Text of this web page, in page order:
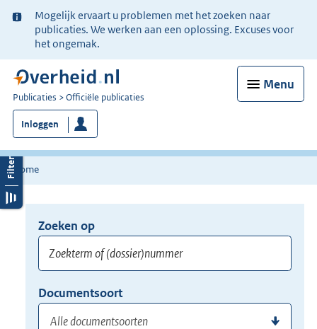
Ter
informatie:
Mogelijk ervaart u problemen met het zoeken naar
publicaties. We werken aan een oplossing. Excuses voor
het ongemak.
Menu
U
bent
nu
hier:
Publicaties Officiële publicaties
Inloggen
Home
Opnieuw
zoeken:
Zoeken op
of
(dossier)nummer
hier
uw
Documentsoort